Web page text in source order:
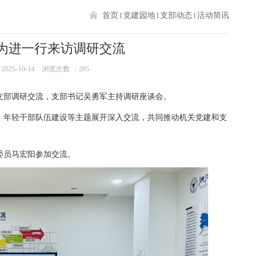
首页 党建园地 支部动态 活动简讯
进一行来访调研交流
2025-10-14 浏览次数 ： 285
调研交流，支部书记吴勇军主持调研座谈会。
轻干部队伍建设等主题展开深入交流，共同推动机关党建和支
马宏阳参加交流。